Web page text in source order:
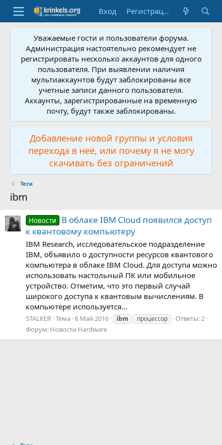
Вход Регистрация
Уважаемые гости и пользователи форума.
Администрация настоятельно рекомендует не
регистрировать несколько аккаунтов для одного
пользователя. При выявлении наличия
мультиаккаунтов будут заблокированы все
учетные записи данного пользователя.
Аккаунты, зарегистрированные на временную
почту, будут также заблокированы.
Добавление новой группы и условия
перехода в неё, или почему я не могу
скачивать без ограничений
Теги
ibm
Новости
В облаке IBM Cloud появился доступ
к квантовому компьютеру
IBM Research, исследовательское подразделение
IBM, объявило о доступности ресурсов квантового
компьютера в облаке IBM Cloud. Для доступа можно
использовать настольный ПК или мобильное
устройство. Отметим, что это первый случай
широкого доступа к квантовым вычислениям. В
компьютере используется...
STALKER Тема 6 Май 2016 ibm процессор
Ответы: 2
Форум: Новости Hardware